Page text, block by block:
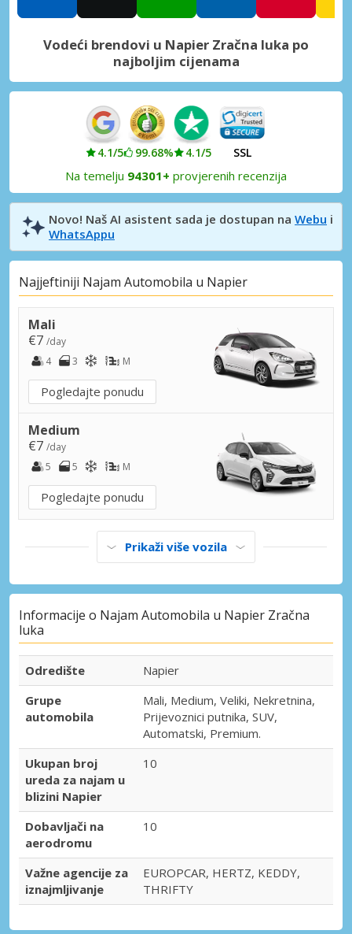
Vodeći brendovi u Napier Zračna luka po
najboljim cijenama
4.1/5 99.68% 4.1/5 SSL
Na temelju 94301+ provjerenih recenzija
Novo! Naš AI asistent sada je dostupan na Webu i
WhatsAppu
Najjeftiniji Najam Automobila u Napier
Mali
€7 /day
4
3 M
Pogledajte ponudu
Medium
€7 /day
5
5 M
Pogledajte ponudu
Prikaži više vozila
Informacije o Najam Automobila u Napier Zračna
luka
Odredište
Napier
Grupe
automobila
Mali, Medium, Veliki, Nekretnina,
Prijevoznici putnika, SUV,
Automatski, Premium.
Ukupan broj
ureda za najam u
blizini Napier
10
Dobavljači na
aerodromu
10
Važne agencije za
iznajmljivanje
EUROPCAR, HERTZ, KEDDY,
THRIFTY